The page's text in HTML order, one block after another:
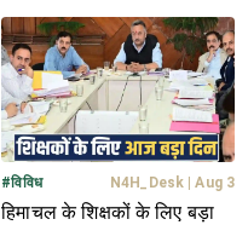
लगाई रोक
#विविध N4H_Desk | Aug 3
हिमाचल के शिक्षकों के लिए बड़ा